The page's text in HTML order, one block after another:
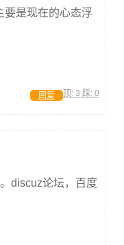
要是现在的心态浮
顶: 3 踩: 0
回复
discuz论坛，百度